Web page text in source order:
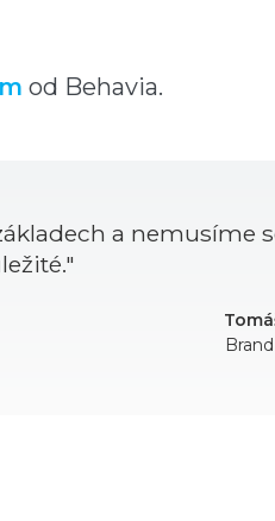
od Behavia.
a nemusíme